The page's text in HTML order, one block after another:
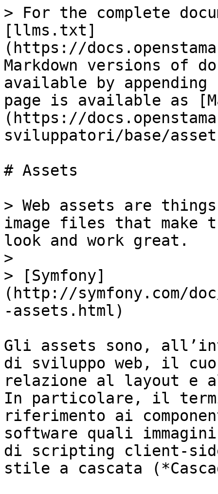
> For the complete
[llms.txt]
(https://
Markdown versions of
available by
page is available as
(https://
sviluppatori/base/
# Assets
> Web assets are
image files that make
look and work great.
>
> [Symfony]
(http://symfony.com/
-assets.html)
Gli assets sono,
di sviluppo web, il
relazione al layout
In particolare, il
riferimento ai
software quali
di scripting client-
stile a cascata